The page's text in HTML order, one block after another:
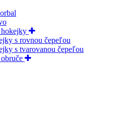
s rovnou čepeľou
s tvarovanou čepeľou